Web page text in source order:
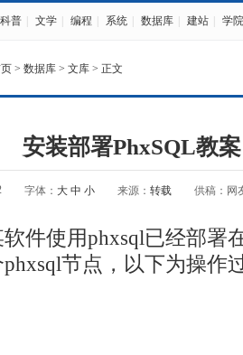
科普 文学 编程 系统 数据库 建站 学院
> 数据库 > 文库 > 正文
安装部署PhxSQL教案
字体： 大 中 小 来源： 转载 供稿：网
使用phxsql已经部署
节点，以下为操作